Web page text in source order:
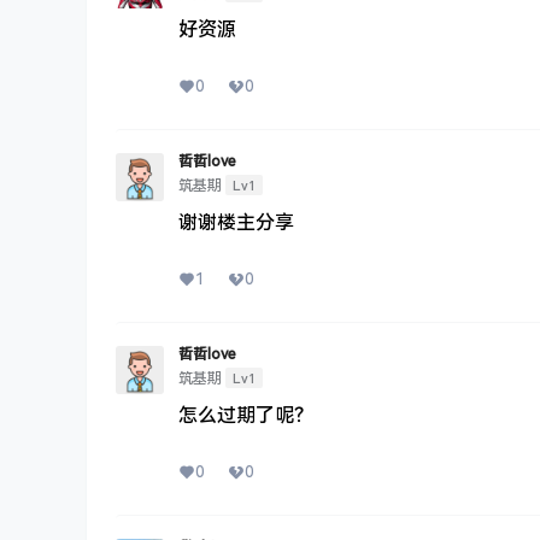
好资源
0 0
哲哲love
筑基期
Lv1
谢谢楼主分享
1 0
哲哲love
筑基期
Lv1
怎么过期了呢？
0 0